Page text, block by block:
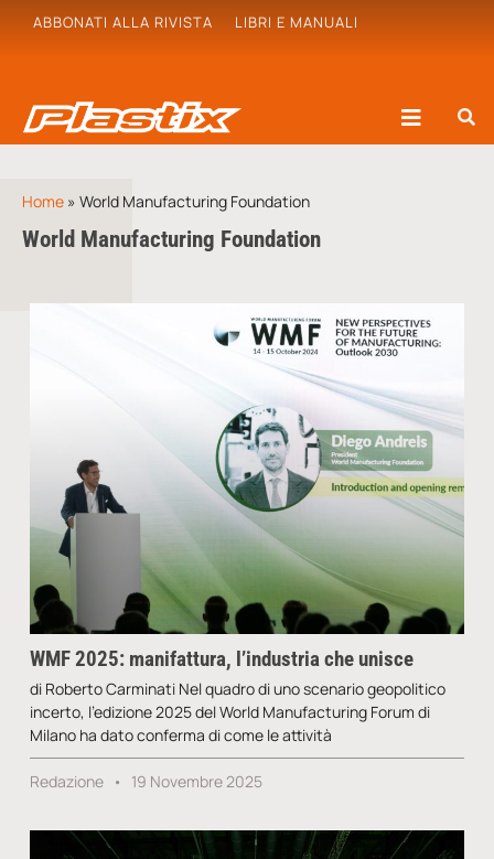
ABBONATI ALLA RIVISTA LIBRI E MANUALI
Home » World Manufacturing Foundation
World Manufacturing Foundation
WMF 2025: manifattura, l’industria che unisce
di Roberto Carminati Nel quadro di uno scenario geopolitico
incerto, l’edizione 2025 del World Manufacturing Forum di
Milano ha dato conferma di come le attività
Redazione 19 Novembre 2025